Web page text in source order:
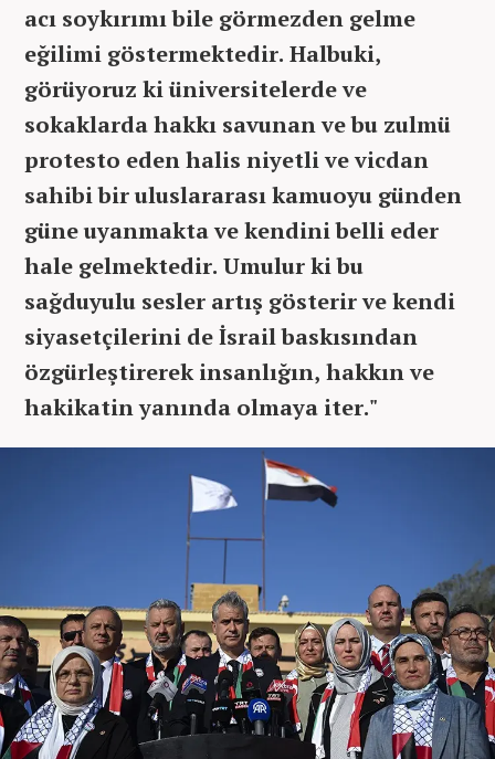
acı soykırımı bile görmezden gelme
eğilimi göstermektedir. Halbuki,
görüyoruz ki üniversitelerde ve
sokaklarda hakkı savunan ve bu zulmü
protesto eden halis niyetli ve vicdan
sahibi bir uluslararası kamuoyu günden
güne uyanmakta ve kendini belli eder
hale gelmektedir. Umulur ki bu
sağduyulu sesler artış gösterir ve kendi
siyasetçilerini de İsrail baskısından
özgürleştirerek insanlığın, hakkın ve
hakikatin yanında olmaya iter."